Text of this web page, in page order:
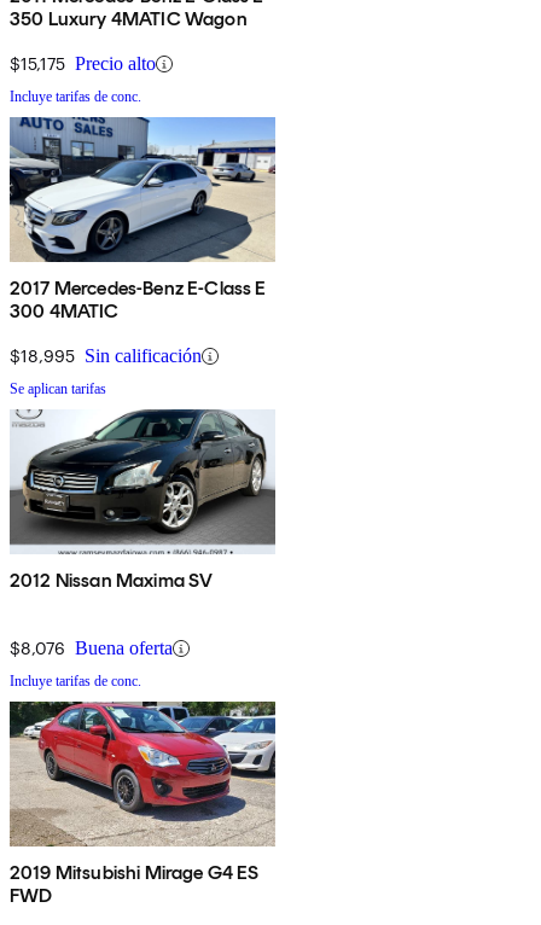
350 Luxury 4MATIC Wagon
$15,175 Precio alto
Incluye tarifas de conc.
2017 Mercedes-Benz E-Class E
300 4MATIC
$18,995 Sin calificación
Se aplican tarifas
2012 Nissan Maxima SV
$8,076 Buena oferta
Incluye tarifas de conc.
2019 Mitsubishi Mirage G4 ES
FWD